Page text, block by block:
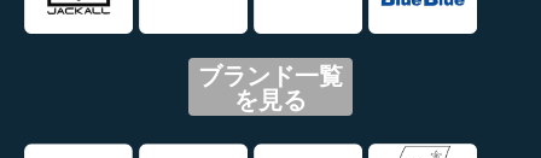
ブランド一覧
を見る